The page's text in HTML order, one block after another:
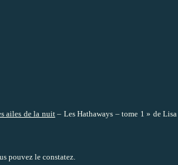
ailes de la nuit– Les Hathaways – tome 1 » de Lisa
pouvez le constatez.